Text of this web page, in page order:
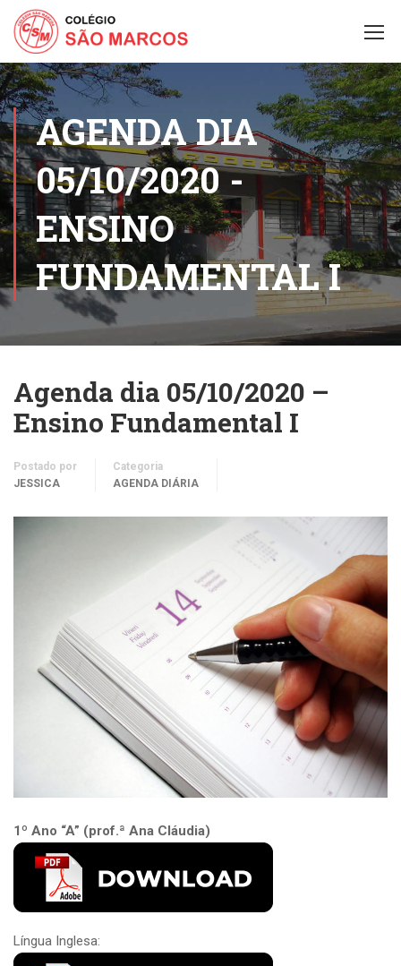
AGENDA DIA
05/10/2020 -
ENSINO
FUNDAMENTAL I
Agenda dia 05/10/2020 –
Ensino Fundamental I
Postado por
JESSICA
Categoria
AGENDA DIÁRIA
1º Ano “A” (prof.ª Ana Cláudia)
Língua Inglesa: